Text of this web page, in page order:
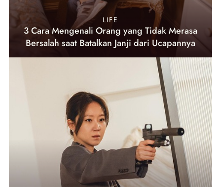
LIFE
3 Cara Mengenali Orang yang Tidak Merasa
Bersalah saat Batalkan Janji dari Ucapannya